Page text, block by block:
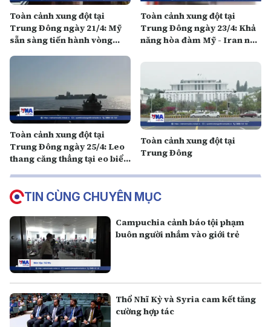
Toàn cảnh xung đột tại
Trung Đông ngày 21/4: Mỹ
sẵn sàng tiến hành vòng
Toàn cảnh xung đột tại
Trung Đông ngày 23/4: Khả
năng hòa đàm Mỹ - Iran nối
Toàn cảnh xung đột tại
Trung Đông ngày 25/4: Leo
thang căng thẳng tại eo biển
Toàn cảnh xung đột tại
Trung Đông
TIN CÙNG CHUYÊN MỤC
Campuchia cảnh báo tội phạm
buôn người nhắm vào giới trẻ
Thổ Nhĩ Kỳ và Syria cam kết tăng
cường hợp tác